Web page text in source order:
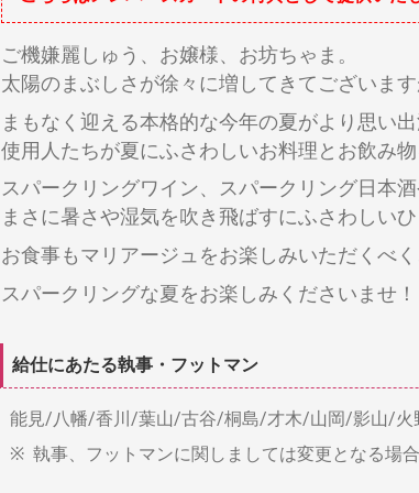
ご機嫌麗しゅう、お嬢様、お坊ちゃま。
太陽のまぶしさが徐々に増してきてございま
まもなく迎える本格的な今年の夏がより思い
使用人たちが夏にふさわしいお料理とお飲み物
スパークリングワイン、スパークリング日本
まさに暑さや湿気を吹き飛ばすにふさわしいひ
お食事もマリアージュをお楽しみいただくべ
スパークリングな夏をお楽しみくださいませ！
給仕にあたる執事・フットマン
能見 八幡 香川 葉山 古谷 桐島 才木 山岡 影山 火
執事、フットマンに関しましては変更となる場合